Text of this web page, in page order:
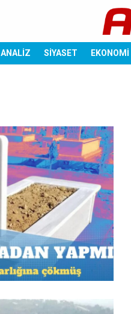
ANALİZ SİYASET EKONOMİ